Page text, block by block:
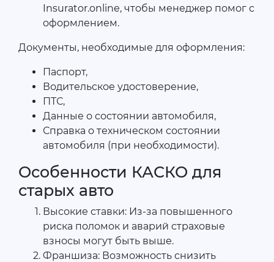
Insurator.online, чтобы менеджер помог с
оформлением.
Документы, необходимые для оформления:
Паспорт,
Водительское удостоверение,
ПТС,
Данные о состоянии автомобиля,
Справка о техническом состоянии
автомобиля (при необходимости).
Особенности КАСКО для
старых авто
Высокие ставки: Из-за повышенного
риска поломок и аварий страховые
взносы могут быть выше.
Франшиза: Возможность снизить